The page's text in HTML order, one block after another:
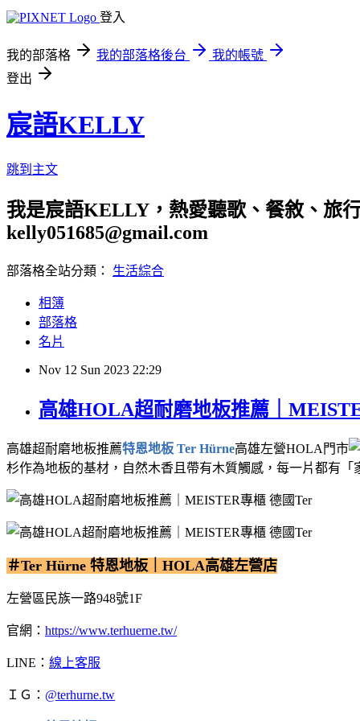
登入
我的部落格 我的部落格後台
我的帳號
登出
宸語KELLY
跳到主文
我是宸語KELLY，熱愛聽歌、餐敘、旅
kelly051685@gmail.com
部落格全站分類： 生活綜合
相簿
部落格
名片
Nov 12 Sun 2023 22:29
高雄HOLA超耐磨地板推薦｜
高雄超耐磨地板推薦特恩地板 Ter Hürne高雄左營HOLA門市
杉作為地板的基材，自然木香且帶有木質觸感，每一片都有「
＃Ter Hürne 特恩地板｜HOLA高雄左營店
左營區民族一路948號1F
官網： https://www.terhuerne.tw/
LINE： 線上客服
ＩＧ： @terhurne.tw